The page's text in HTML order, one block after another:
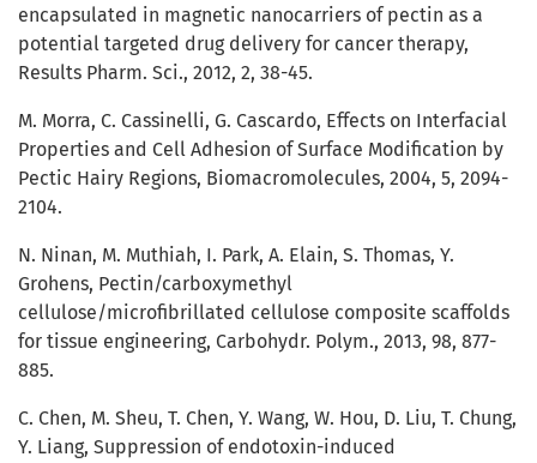
encapsulated in magnetic nanocarriers of pectin as a
potential targeted drug delivery for cancer therapy,
Results Pharm. Sci., 2012, 2, 38-45.
M. Morra, C. Cassinelli, G. Cascardo, Effects on Interfacial
Properties and Cell Adhesion of Surface Modification by
Pectic Hairy Regions, Biomacromolecules, 2004, 5, 2094-
2104.
N. Ninan, M. Muthiah, I. Park, A. Elain, S. Thomas, Y.
Grohens, Pectin/carboxymethyl
cellulose/microfibrillated cellulose composite scaffolds
for tissue engineering, Carbohydr. Polym., 2013, 98, 877-
885.
C. Chen, M. Sheu, T. Chen, Y. Wang, W. Hou, D. Liu, T. Chung,
Y. Liang, Suppression of endotoxin-induced